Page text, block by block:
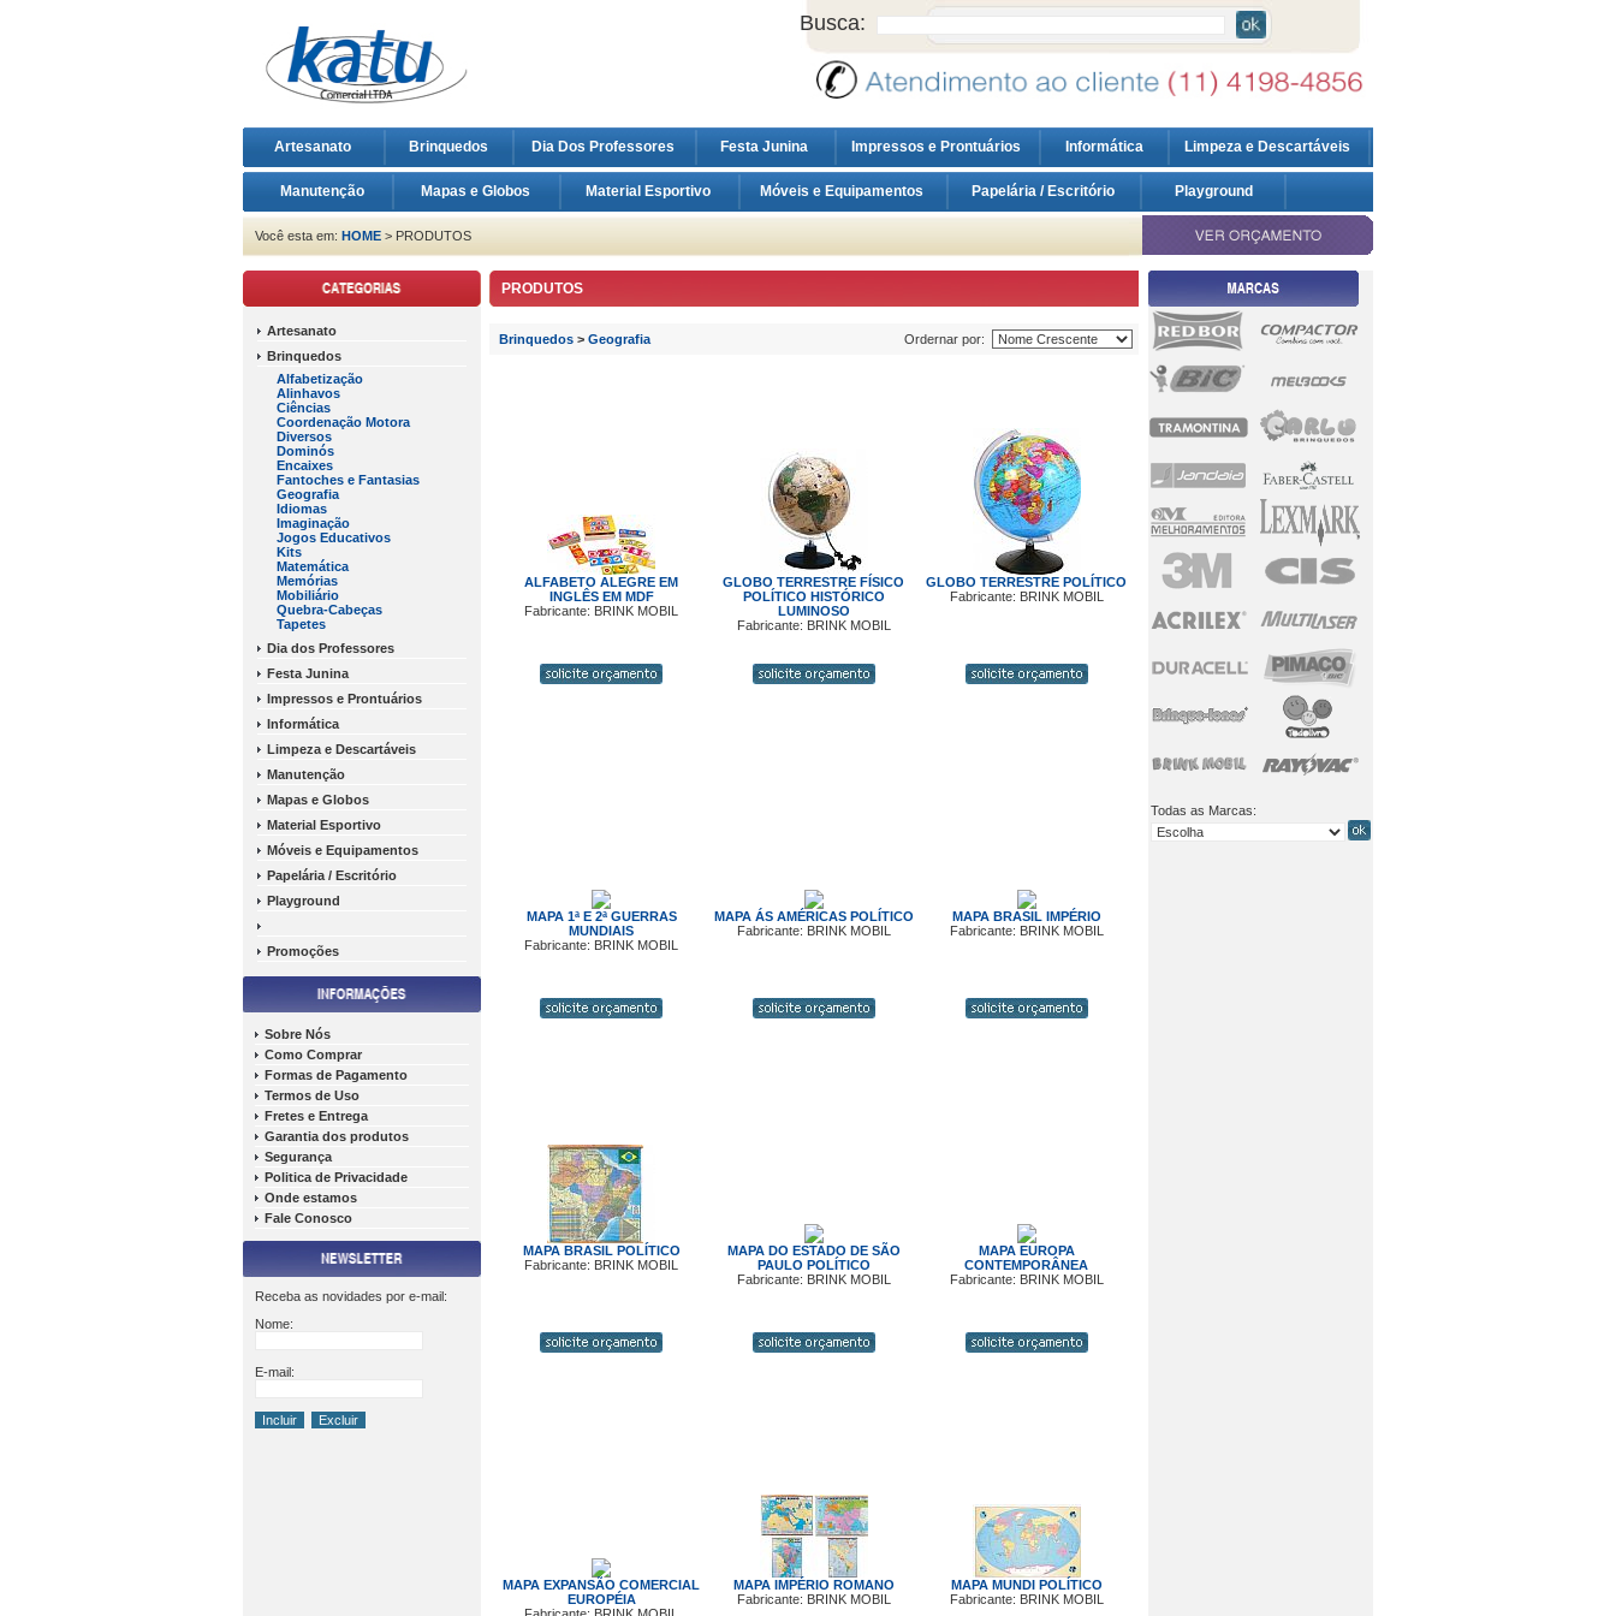
Busca:
Artesanato Brinquedos Dia Dos Professores Festa Junina Impressos e Prontuários Informática Limpeza e Descartáveis
Manutenção Mapas e Globos Material Esportivo Móveis e Equipamentos Papelária / Escritório Playground
Você esta em: HOME > PRODUTOS
Artesanato
Brinquedos
Alfabetização
Alinhavos
Ciências
Coordenação Motora
Diversos
Dominós
Encaixes
Fantoches e Fantasias
Geografia
Idiomas
Imaginação
Jogos Educativos
Kits
Matemática
Memórias
Mobiliário
Quebra-Cabeças
Tapetes
Dia dos Professores
Festa Junina
Impressos e Prontuários
Informática
Limpeza e Descartáveis
Manutenção
Mapas e Globos
Material Esportivo
Móveis e Equipamentos
Papelária / Escritório
Playground
Promoções
Sobre Nós
Como Comprar
Formas de Pagamento
Termos de Uso
Fretes e Entrega
Garantia dos produtos
Segurança
Politica de Privacidade
Onde estamos
Fale Conosco
Receba as novidades por e-mail:
Nome:
E-mail:
PRODUTOS
Brinquedos > Geografia Ordernar por:
ALFABETO ALEGRE EM
INGLÊS EM MDF
Fabricante: BRINK MOBIL
GLOBO TERRESTRE FÍSICO
POLÍTICO HISTÓRICO
LUMINOSO
Fabricante: BRINK MOBIL
GLOBO TERRESTRE POLÍTICO
Fabricante: BRINK MOBIL
MAPA 1ª E 2ª GUERRAS
MUNDIAIS
Fabricante: BRINK MOBIL
MAPA ÁS AMÉRICAS POLÍTICO
Fabricante: BRINK MOBIL
MAPA BRASIL IMPÉRIO
Fabricante: BRINK MOBIL
MAPA BRASIL POLÍTICO
Fabricante: BRINK MOBIL
MAPA DO ESTADO DE SÃO
PAULO POLÍTICO
Fabricante: BRINK MOBIL
MAPA EUROPA
CONTEMPORÂNEA
Fabricante: BRINK MOBIL
MAPA EXPANSÃO COMERCIAL
EUROPÉIA
MAPA IMPÉRIO ROMANO
Fabricante: BRINK MOBIL
MAPA MUNDI POLÍTICO
Fabricante: BRINK MOBIL
Todas as Marcas: